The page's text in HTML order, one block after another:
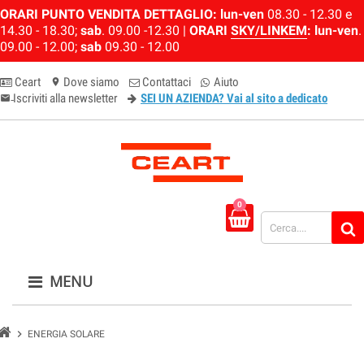
ORARI PUNTO VENDITA DETTAGLIO: lun-ven 08.30 - 12.30 e
14.30 - 18.30; sab. 09.00 -12.30 | ORARI SKY/LINKEM: lun-ven.
09.00 - 12.00; sab 09.30 - 12.00
Ceart location_on Dove siamo Contattaci Aiuto
email-newsletter
Iscriviti alla newsletter SEI UN AZIENDA? Vai al sito a dedicato
0
MENU
chevron_right ENERGIA SOLARE